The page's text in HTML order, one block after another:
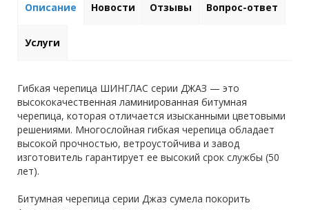
Описание Новости Отзывы Вопрос-ответ
Услуги
Гибкая черепица ШИНГЛАС серии ДЖАЗ — это
высококачественная ламинированная битумная
черепица, которая отличается изысканными цветовыми
решениями. Многослойная гибкая черепица обладает
высокой прочностью, ветроустойчива и завод
изготовитель гарантирует ее высокий срок службы (50
лет).
Битумная черепица серии Джаз сумела покорить